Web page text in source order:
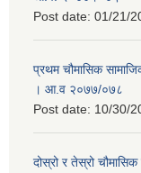
Post date: 01/21/
प्रथम चौमासिक
। आ.व २०७७/०७८
Post date: 10/30/
दोस्रो र तेस्रो